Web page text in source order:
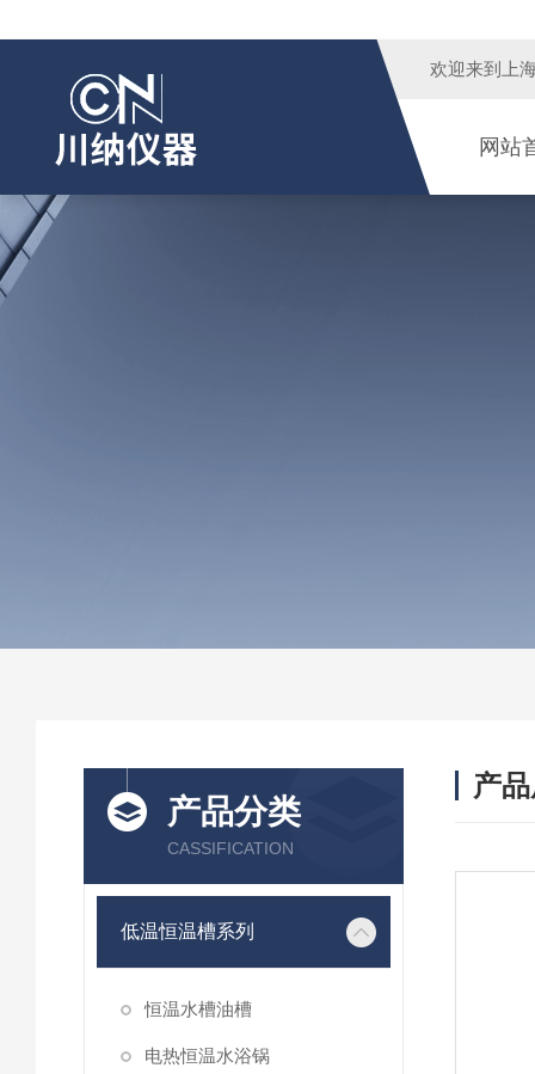
欢迎来到 上
网站
产品分类
CASSIFICATION
低温恒温槽系列
恒温水槽油槽
电热恒温水浴锅
产